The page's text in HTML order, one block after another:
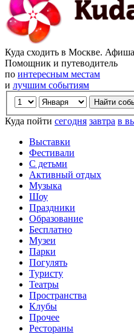
Куда сходить в Москве. Афиша
Помощник и путеводитель
по интересным местам
и лучшим событиям
Куда пойти сегодня завтра в
Выставки
Фестивали
С детьми
Активный отдых
Музыка
Шоу
Праздники
Образование
Бесплатно
Музеи
Парки
Погулять
Туристу
Театры
Пространства
Клубы
Прочее
Рестораны